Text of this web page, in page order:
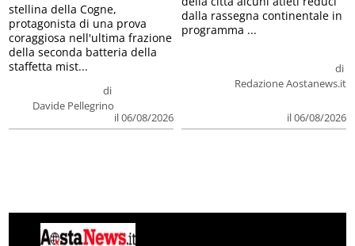
di
Davide Pellegrino
il 06/08/2026
stellina della Cogne,
protagonista di una prova
coraggiosa nell'ultima frazione
della seconda batteria della
staffetta mist...
di
Redazione Aostanews.it
il 06/08/2026
dalla rassegna continentale in
programma ...